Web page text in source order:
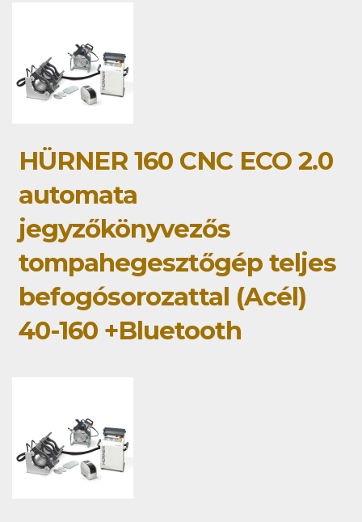
HÜRNER 160 CNC ECO 2.0
automata
jegyzőkönyvezős
tompahegesztőgép teljes
befogósorozattal (Acél)
40-160 +Bluetooth